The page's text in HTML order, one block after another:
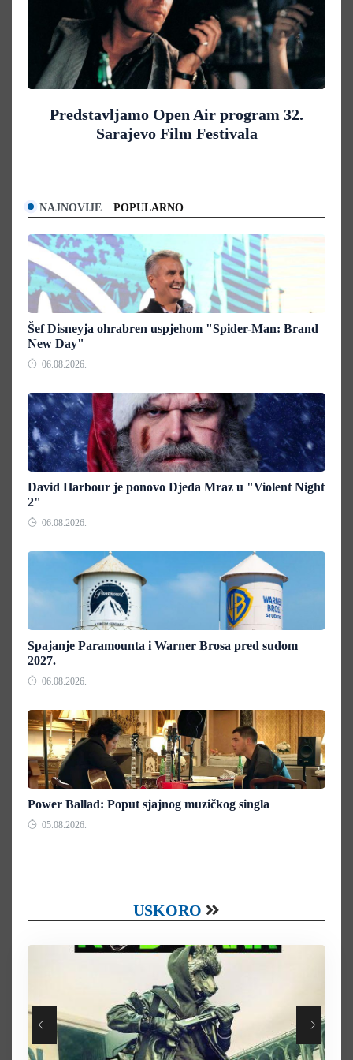
Predstavljamo Open Air program 32.
Sarajevo Film Festivala
NAJNOVIJE POPULARNO
Šef Disneyja ohrabren uspjehom "Spider-Man: Brand
New Day"
06.08.2026.
David Harbour je ponovo Djeda Mraz u "Violent Night
2"
06.08.2026.
Spajanje Paramounta i Warner Brosa pred sudom
2027.
06.08.2026.
Power Ballad: Poput sjajnog muzičkog singla
05.08.2026.
USKORO